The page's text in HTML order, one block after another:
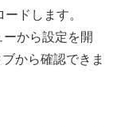
ドします。
から設定を開
から確認できま